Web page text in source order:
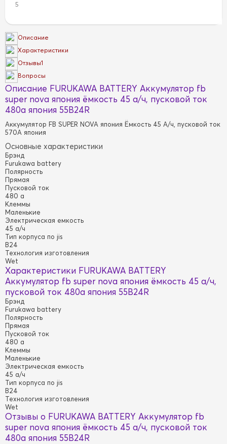
5
Описание
Характеристики
Отзывы1
Вопросы
Описание FURUKAWA BATTERY Аккумулятор fb
super nova япония ёмкость 45 a/ч, пусковой ток
480а япония 55B24R
Аккумулятор FB SUPER NOVA япония Ёмкость 45 A/ч, пусковой ток
570А япония
Основные характеристики
Брэнд
Furukawa battery
Полярность
Прямая
Пусковой ток
480 а
Клеммы
Маленькие
Электрическая емкость
45 а/ч
Тип корпуса по jis
B24
Технология изготовления
Wet
Характеристики FURUKAWA BATTERY
Аккумулятор fb super nova япония ёмкость 45 a/ч,
пусковой ток 480а япония 55B24R
Брэнд
Furukawa battery
Полярность
Прямая
Пусковой ток
480 а
Клеммы
Маленькие
Электрическая емкость
45 а/ч
Тип корпуса по jis
B24
Технология изготовления
Wet
Отзывы о FURUKAWA BATTERY Аккумулятор fb
super nova япония ёмкость 45 a/ч, пусковой ток
480а япония 55B24R